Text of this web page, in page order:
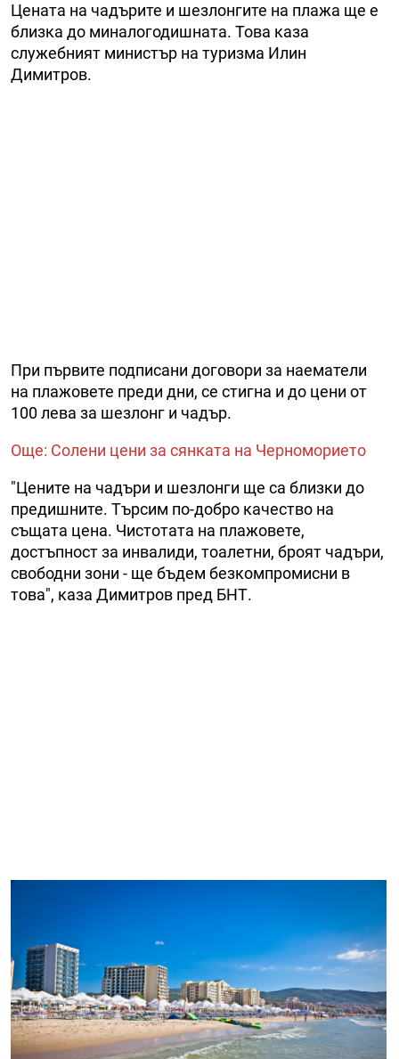
Цената на чадърите и шезлонгите на плажа ще е
близка до миналогодишната. Това каза
служебният министър на туризма Илин
Димитров.
При първите подписани договори за наематели
на плажовете преди дни, се стигна и до цени от
100 лева за шезлонг и чадър.
Още: Солени цени за сянката на Черноморието
"Цените на чадъри и шезлонги ще са близки до
предишните. Търсим по-добро качество на
същата цена. Чистотата на плажовете,
достъпност за инвалиди, тоалетни, броят чадъри,
свободни зони - ще бъдем безкомпромисни в
това", каза Димитров пред БНТ.